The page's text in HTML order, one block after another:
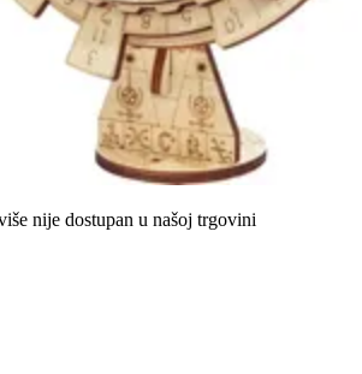
nije dostupan u našoj trgovini